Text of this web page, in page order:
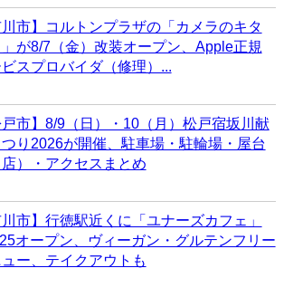
川市】コルトンプラザの「カメラのキタ
」が8/7（金）改装オープン、Apple正規
スプロバイダ（修理）...
戸市】8/9（日）・10（月）松戸宿坂川献
り2026が開催、駐車場・駐輪場・屋台
店）・アクセスまとめ
川市】行徳駅近くに「ユナーズカフェ」
オープン、ヴィーガン・グルテンフリー
ュー、テイクアウトも